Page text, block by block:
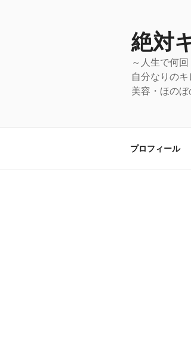
絶対
～人生で何
自分なりの
美容・ほの
プロフィール